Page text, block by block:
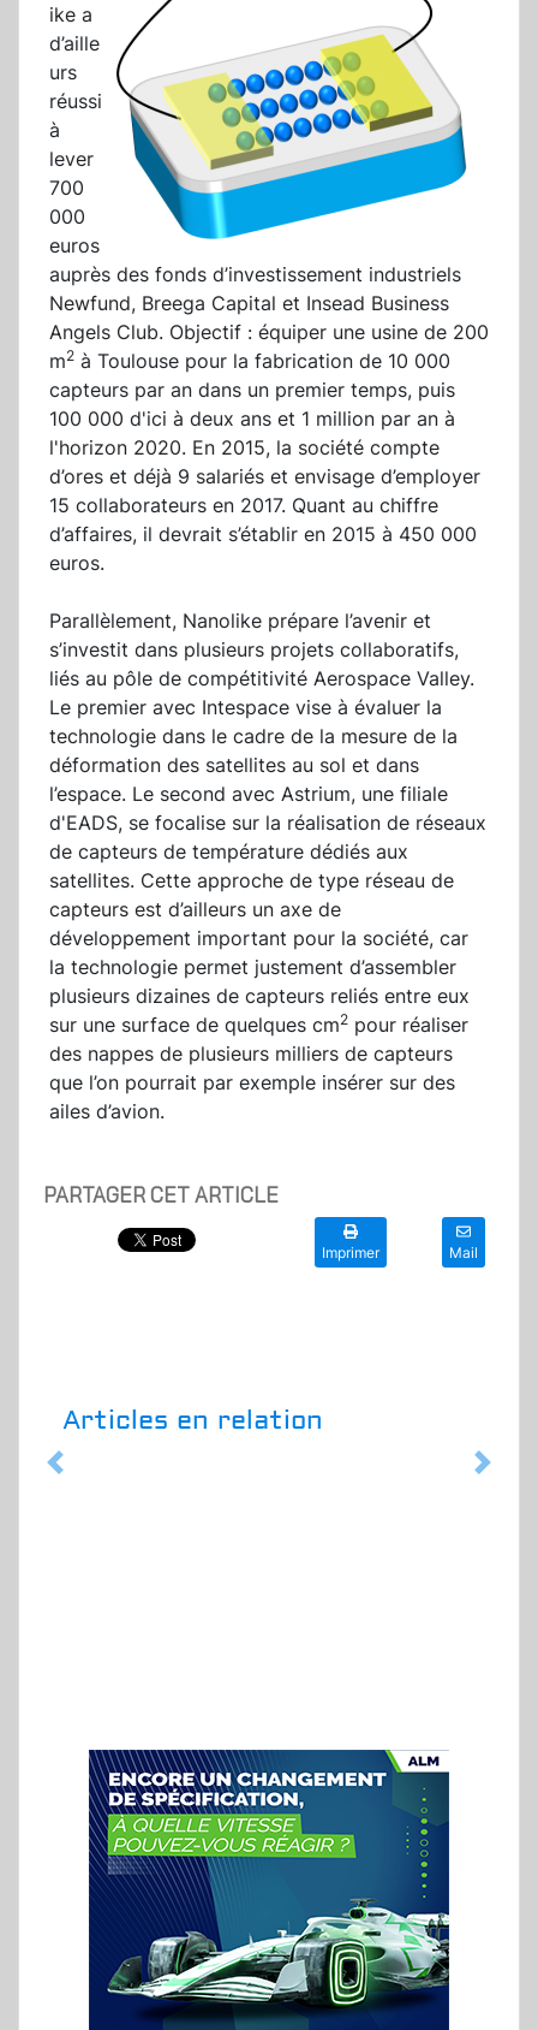
ike a
d’aille
urs
réussi
à
lever
700
000
euros
auprès des fonds d’investissement industriels
Newfund, Breega Capital et Insead Business
Angels Club. Objectif : équiper une usine de 200
m2 à Toulouse pour la fabrication de 10 000
capteurs par an dans un premier temps, puis
100 000 d'ici à deux ans et 1 million par an à
l'horizon 2020. En 2015, la société compte
d’ores et déjà 9 salariés et envisage d’employer
15 collaborateurs en 2017. Quant au chiffre
d’affaires, il devrait s’établir en 2015 à 450 000
euros.
Parallèlement, Nanolike prépare l’avenir et
s’investit dans plusieurs projets collaboratifs,
liés au pôle de compétitivité Aerospace Valley.
Le premier avec Intespace vise à évaluer la
technologie dans le cadre de la mesure de la
déformation des satellites au sol et dans
l’espace. Le second avec Astrium, une filiale
d'EADS, se focalise sur la réalisation de réseaux
de capteurs de température dédiés aux
satellites. Cette approche de type réseau de
capteurs est d’ailleurs un axe de
développement important pour la société, car
la technologie permet justement d’assembler
plusieurs dizaines de capteurs reliés entre eux
sur une surface de quelques cm2 pour réaliser
des nappes de plusieurs milliers de capteurs
que l’on pourrait par exemple insérer sur des
ailes d’avion.
PARTAGER CET ARTICLE
Imprimer Mail
Articles en relation
Previous Next